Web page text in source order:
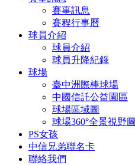
賽事訊息
賽程行事曆
球員介紹
球員介紹
球員升降紀錄
球場
臺中洲際棒球場
中國信託公益園區
球場區域圖
球場360°全景視野圖
PS女孩
中信兄弟聯名卡
聯絡我們